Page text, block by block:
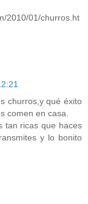
2010/01/churros.ht
churros,y qué éxito
comen en casa.
tan ricas que haces
y lo bonito